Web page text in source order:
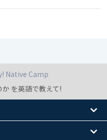
Native Camp
を英語で教えて!